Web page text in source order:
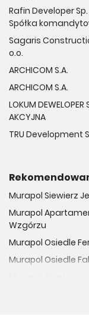
Rafin Developer Sp.
Spółka
Sagaris
o.o.
ARCHICOM S.A.
ARCHICOM S.A.
LOKUM DEWELOPER
AKCYJNA
TRU Development
Murapol Siewierz
Murapol
Wzgórzu
Murapol Osiedle
Murapol Osiedle